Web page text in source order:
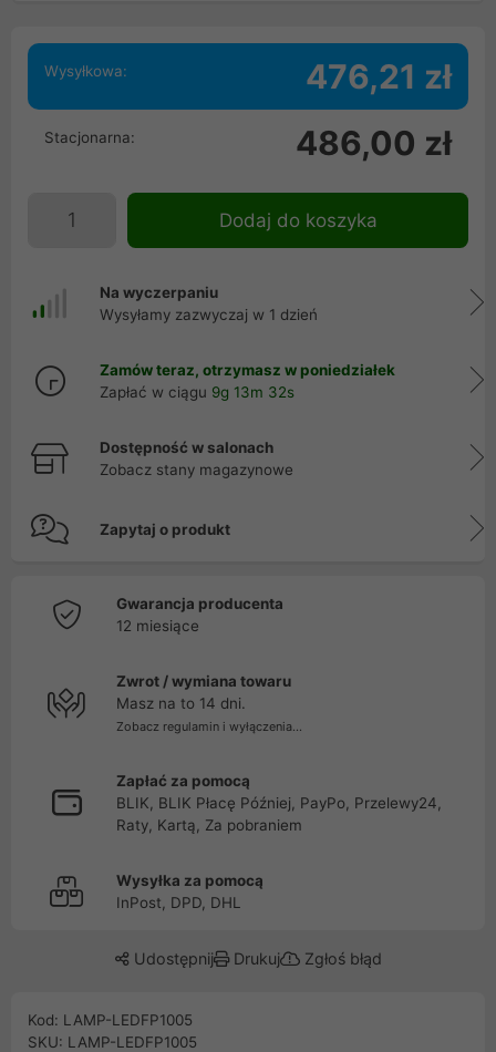
Wysyłkowa: 476,21 zł
Stacjonarna: 486,00 zł
Dodaj do koszyka
Na wyczerpaniu
Wysyłamy zazwyczaj w 1 dzień
Zamów teraz, otrzymasz w poniedziałek
Zapłać w ciągu 9g 13m 32s
Dostępność w salonach
Zobacz stany magazynowe
Zapytaj o produkt
Gwarancja producenta
12 miesiące
Zwrot / wymiana towaru
Masz na to 14 dni.
Zobacz regulamin i wyłączenia...
Zapłać za pomocą
BLIK, BLIK Płacę Później, PayPo, Przelewy24,
Raty, Kartą, Za pobraniem
Wysyłka za pomocą
InPost, DPD, DHL
Udostępnij Drukuj Zgłoś błąd
Kod: LAMP-LEDFP1005
SKU: LAMP-LEDFP1005